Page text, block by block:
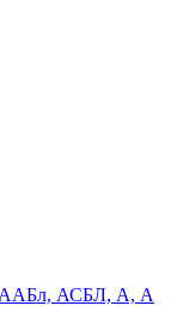
АСБЛ, А, А